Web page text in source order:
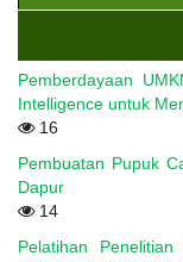
Pemberdayaan
Intelligence untuk
16
Pembuatan Pupuk
Dapur
14
Pelatihan